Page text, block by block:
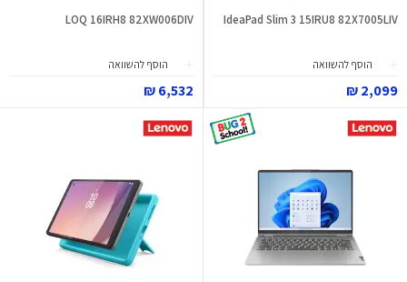
IdeaPad Slim 3 15IRU8 82X7005LIV
הוסף להשוואה
2,099 ₪
LOQ 16IRH8 82XW006DIV
הוסף להשוואה
6,532 ₪